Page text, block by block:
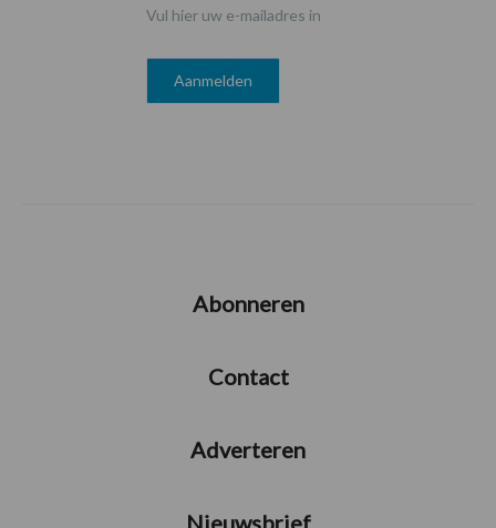
Vul hier uw e-mailadres in
Abonneren
Contact
Adverteren
Nieuwsbrief